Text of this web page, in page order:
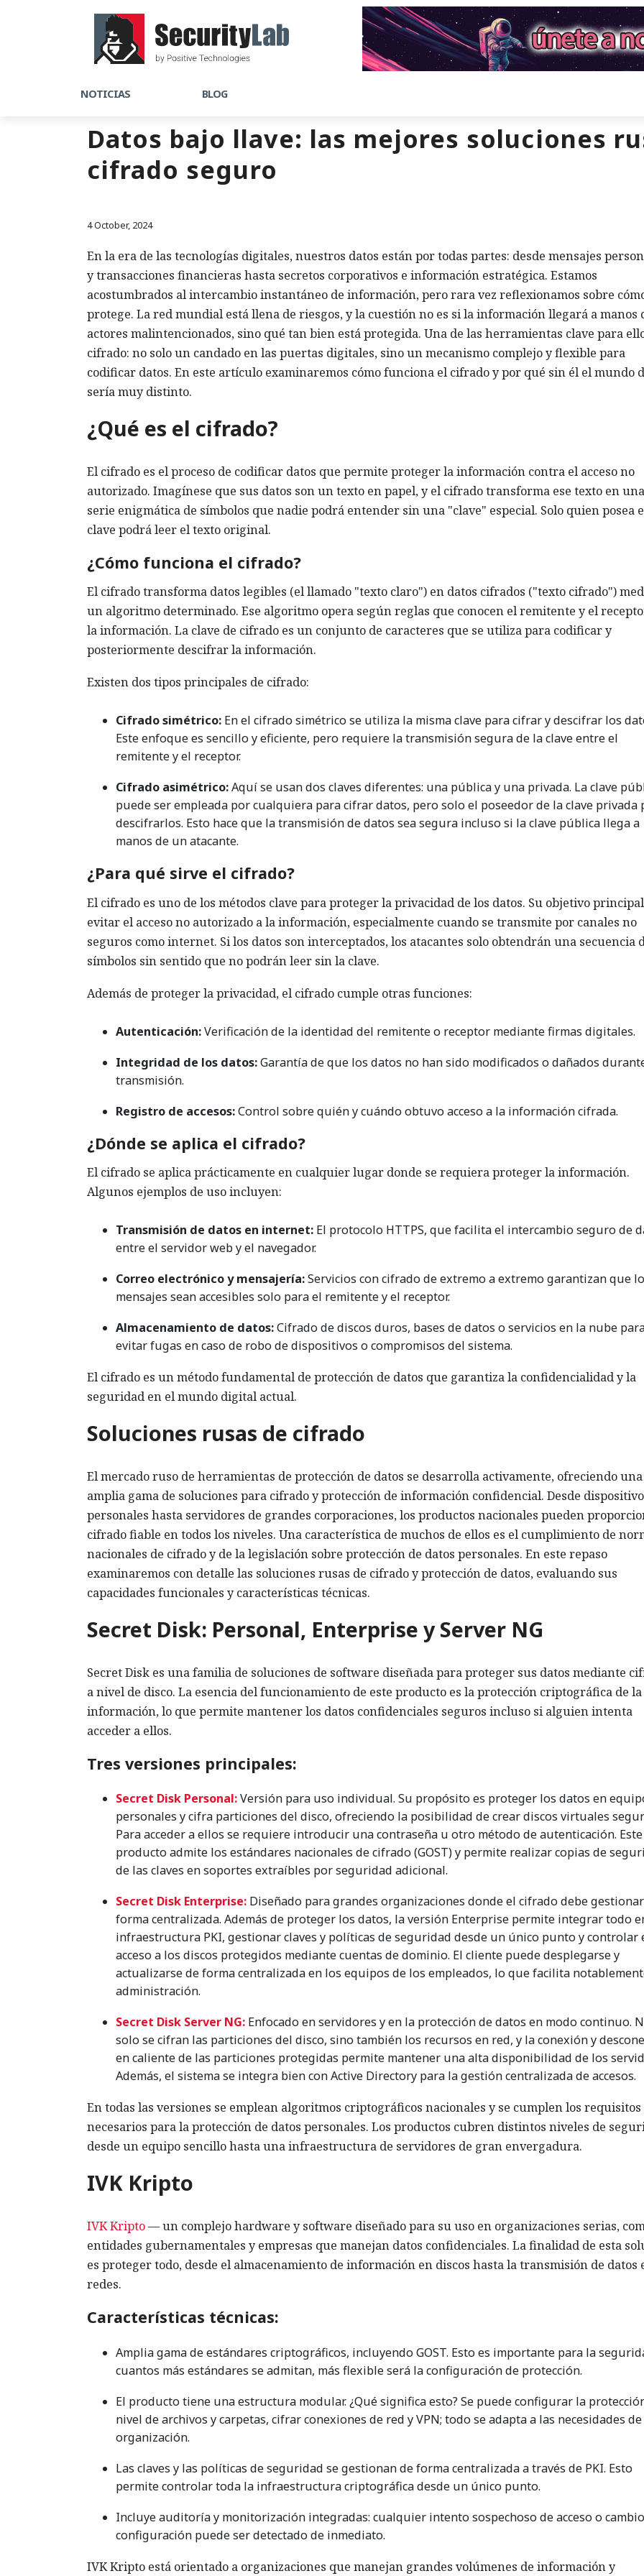
NOTICIAS BLOG
Datos bajo llave: las mejores soluciones
cifrado seguro
4 October, 2024
En la era de las tecnologías digitales, nuestros datos están por todas partes: desde mensajes
y transacciones financieras hasta secretos corporativos e información estratégica. Estamos
acostumbrados al intercambio instantáneo de información, pero rara vez reflexionamos sobre
protege. La red mundial está llena de riesgos, y la cuestión no es si la información llegará a manos
actores malintencionados, sino qué tan bien está protegida. Una de las herramientas clave para
cifrado: no solo un candado en las puertas digitales, sino un mecanismo complejo y flexible para
codificar datos. En este artículo examinaremos cómo funciona el cifrado y por qué sin él el mundo
sería muy distinto.
¿Qué es el cifrado?
El cifrado es el proceso de codificar datos que permite proteger la información contra el acceso no
autorizado. Imagínese que sus datos son un texto en papel, y el cifrado transforma ese texto en una
serie enigmática de símbolos que nadie podrá entender sin una "clave" especial. Solo quien posea
clave podrá leer el texto original.
¿Cómo funciona el cifrado?
El cifrado transforma datos legibles (el llamado "texto claro") en datos cifrados ("texto cifrado")
un algoritmo determinado. Ese algoritmo opera según reglas que conocen el remitente y el
la información. La clave de cifrado es un conjunto de caracteres que se utiliza para codificar y
posteriormente descifrar la información.
Existen dos tipos principales de cifrado:
Cifrado simétrico: En el cifrado simétrico se utiliza la misma clave para cifrar y descifrar los
Este enfoque es sencillo y eficiente, pero requiere la transmisión segura de la clave entre el
remitente y el receptor.
Cifrado asimétrico:Aquí se usan dos claves diferentes: una pública y una privada. La clave
puede ser empleada por cualquiera para cifrar datos, pero solo el poseedor de la clave privada
descifrarlos. Esto hace que la transmisión de datos sea segura incluso si la clave pública llega a
manos de un atacante.
¿Para qué sirve el cifrado?
El cifrado es uno de los métodos clave para proteger la privacidad de los datos. Su objetivo
evitar el acceso no autorizado a la información, especialmente cuando se transmite por canales no
seguros como internet. Si los datos son interceptados, los atacantes solo obtendrán una secuencia
símbolos sin sentido que no podrán leer sin la clave.
Además de proteger la privacidad, el cifrado cumple otras funciones:
Autenticación:Verificación de la identidad del remitente o receptor mediante firmas digitales.
Integridad de los datos:Garantía de que los datos no han sido modificados o dañados
transmisión.
Registro de accesos:Control sobre quién y cuándo obtuvo acceso a la información cifrada.
¿Dónde se aplica el cifrado?
El cifrado se aplica prácticamente en cualquier lugar donde se requiera proteger la información.
Algunos ejemplos de uso incluyen:
Transmisión de datos en internet: El protocolo HTTPS, que facilita el intercambio seguro de
entre el servidor web y el navegador.
Correo electrónico y mensajería:Servicios con cifrado de extremo a extremo garantizan que
mensajes sean accesibles solo para el remitente y el receptor.
Almacenamiento de datos:Cifrado de discos duros, bases de datos o servicios en la nube
evitar fugas en caso de robo de dispositivos o compromisos del sistema.
El cifrado es un método fundamental de protección de datos que garantiza la confidencialidad y la
seguridad en el mundo digital actual.
Soluciones rusas de cifrado
El mercado ruso de herramientas de protección de datos se desarrolla activamente, ofreciendo una
amplia gama de soluciones para cifrado y protección de información confidencial. Desde
personales hasta servidores de grandes corporaciones, los productos nacionales pueden
cifrado fiable en todos los niveles. Una característica de muchos de ellos es el cumplimiento de
nacionales de cifrado y de la legislación sobre protección de datos personales. En este repaso
examinaremos con detalle las soluciones rusas de cifrado y protección de datos, evaluando sus
capacidades funcionales y características técnicas.
Secret Disk: Personal, Enterprise y Server NG
Secret Disk es una familia de soluciones de software diseñada para proteger sus datos mediante
a nivel de disco. La esencia del funcionamiento de este producto es la protección criptográfica de la
información, lo que permite mantener los datos confidenciales seguros incluso si alguien intenta
acceder a ellos.
Tres versiones principales:
Secret Disk Personal:Versión para uso individual. Su propósito es proteger los datos en
personales y cifra particiones del disco, ofreciendo la posibilidad de crear discos virtuales
Para acceder a ellos se requiere introducir una contraseña u otro método de autenticación. Este
producto admite los estándares nacionales de cifrado (GOST) y permite realizar copias de
de las claves en soportes extraíbles por seguridad adicional.
Secret Disk Enterprise: Diseñado para grandes organizaciones donde el cifrado debe
forma centralizada. Además de proteger los datos, la versión Enterprise permite integrar todo
infraestructura PKI, gestionar claves y políticas de seguridad desde un único punto y controlar
acceso a los discos protegidos mediante cuentas de dominio. El cliente puede desplegarse y
actualizarse de forma centralizada en los equipos de los empleados, lo que facilita
administración.
Secret Disk Server NG: Enfocado en servidores y en la protección de datos en modo continuo.
solo se cifran las particiones del disco, sino también los recursos en red, y la conexión y
en caliente de las particiones protegidas permite mantener una alta disponibilidad de los
Además, el sistema se integra bien con Active Directory para la gestión centralizada de accesos.
En todas las versiones se emplean algoritmos criptográficos nacionales y se cumplen los requisitos
necesarios para la protección de datos personales. Los productos cubren distintos niveles de
desde un equipo sencillo hasta una infraestructura de servidores de gran envergadura.
IVK Kripto
IVK Kripto— un complejo hardware y software diseñado para su uso en organizaciones serias,
entidades gubernamentales y empresas que manejan datos confidenciales. La finalidad de esta
es proteger todo, desde el almacenamiento de información en discos hasta la transmisión de datos
redes.
Características técnicas:
Amplia gama de estándares criptográficos, incluyendo GOST. Esto es importante para la
cuantos más estándares se admitan, más flexible será la configuración de protección.
El producto tiene una estructura modular. ¿Qué significa esto? Se puede configurar la
nivel de archivos y carpetas, cifrar conexiones de red y VPN; todo se adapta a las necesidades
organización.
Las claves y las políticas de seguridad se gestionan de forma centralizada a través de PKI. Esto
permite controlar toda la infraestructura criptográfica desde un único punto.
Incluye auditoría y monitorización integradas: cualquier intento sospechoso de acceso o
configuración puede ser detectado de inmediato.
IVK Kripto está orientado a organizaciones que manejan grandes volúmenes de información y